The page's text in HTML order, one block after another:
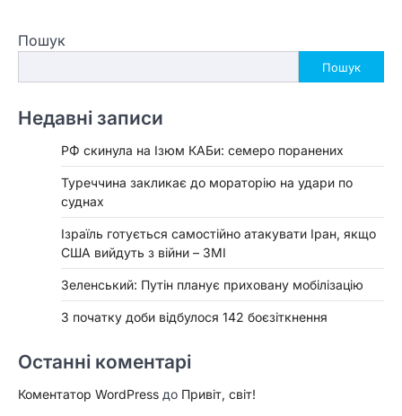
Пошук
Пошук
Недавні записи
РФ скинула на Ізюм КАБи: семеро поранених
Туреччина закликає до мораторію на удари по
суднах
Ізраїль готується самостійно атакувати Іран, якщо
США вийдуть з війни – ЗМІ
Зеленський: Путін планує приховану мобілізацію
З початку доби відбулося 142 боєзіткнення
Останні коментарі
Коментатор WordPress до Привіт, світ!